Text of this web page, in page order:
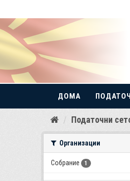
Прескокнете
ДОМА
Податочни
Организации
Собрание 1